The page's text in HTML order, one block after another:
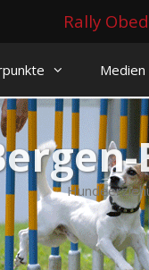
Rally
Medien